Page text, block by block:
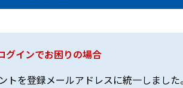
グインでお困りの場合
トを登録メールアドレスに統一しました